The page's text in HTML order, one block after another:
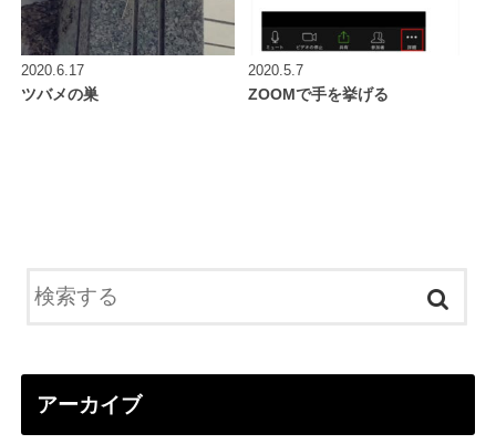
2020.6.17
ツバメの巣
2020.5.7
ZOOMで手を挙げる
アーカイブ